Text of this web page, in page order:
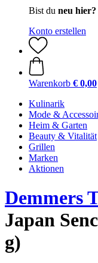
Bist du neu hier?
Konto erstellen
Warenkorb € 0,00
Kulinarik
Mode &
Heim & Garten
Beauty & Vitalität
Grillen
Marken
Aktionen
Demmers
Japan
g)